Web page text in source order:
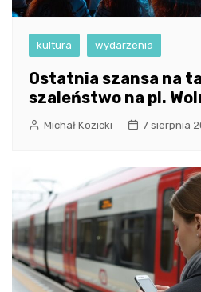
kultura wydarzenia
Ostatnia szansa na
szaleństwo na pl.
Michał Kozicki 7 sierpnia